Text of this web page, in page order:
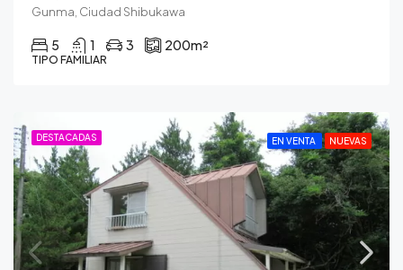
Gunma, Ciudad Shibukawa
5 1 3 200m²
TIPO FAMILIAR
DESTACADAS EN VENTA NUEVAS